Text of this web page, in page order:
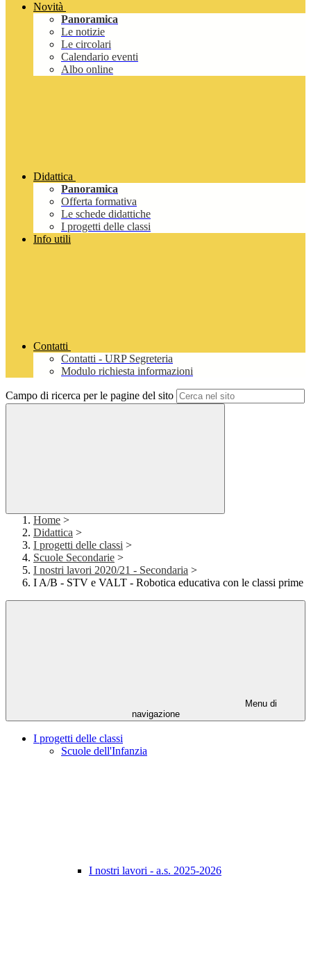
Novità
Panoramica
Le notizie
Le circolari
Calendario eventi
Albo online
Didattica
Panoramica
Offerta formativa
Le schede didattiche
I progetti delle classi
Info utili
Contatti
Contatti - URP Segreteria
Modulo richiesta informazioni
Campo di ricerca per le pagine del sito
Home >
Didattica >
I progetti delle classi >
Scuole Secondarie >
I nostri lavori 2020/21 - Secondaria >
I A/B - STV e VALT - Robotica educativa con le classi prime
Menu di
navigazione
I progetti delle classi
Scuole dell'Infanzia
I nostri lavori - a.s. 2025-2026